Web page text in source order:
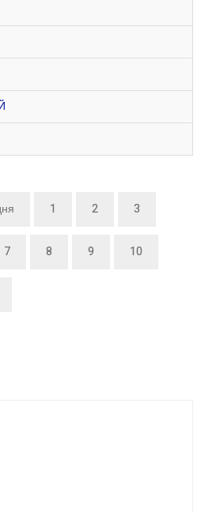
1 2 3
7 8 9 10